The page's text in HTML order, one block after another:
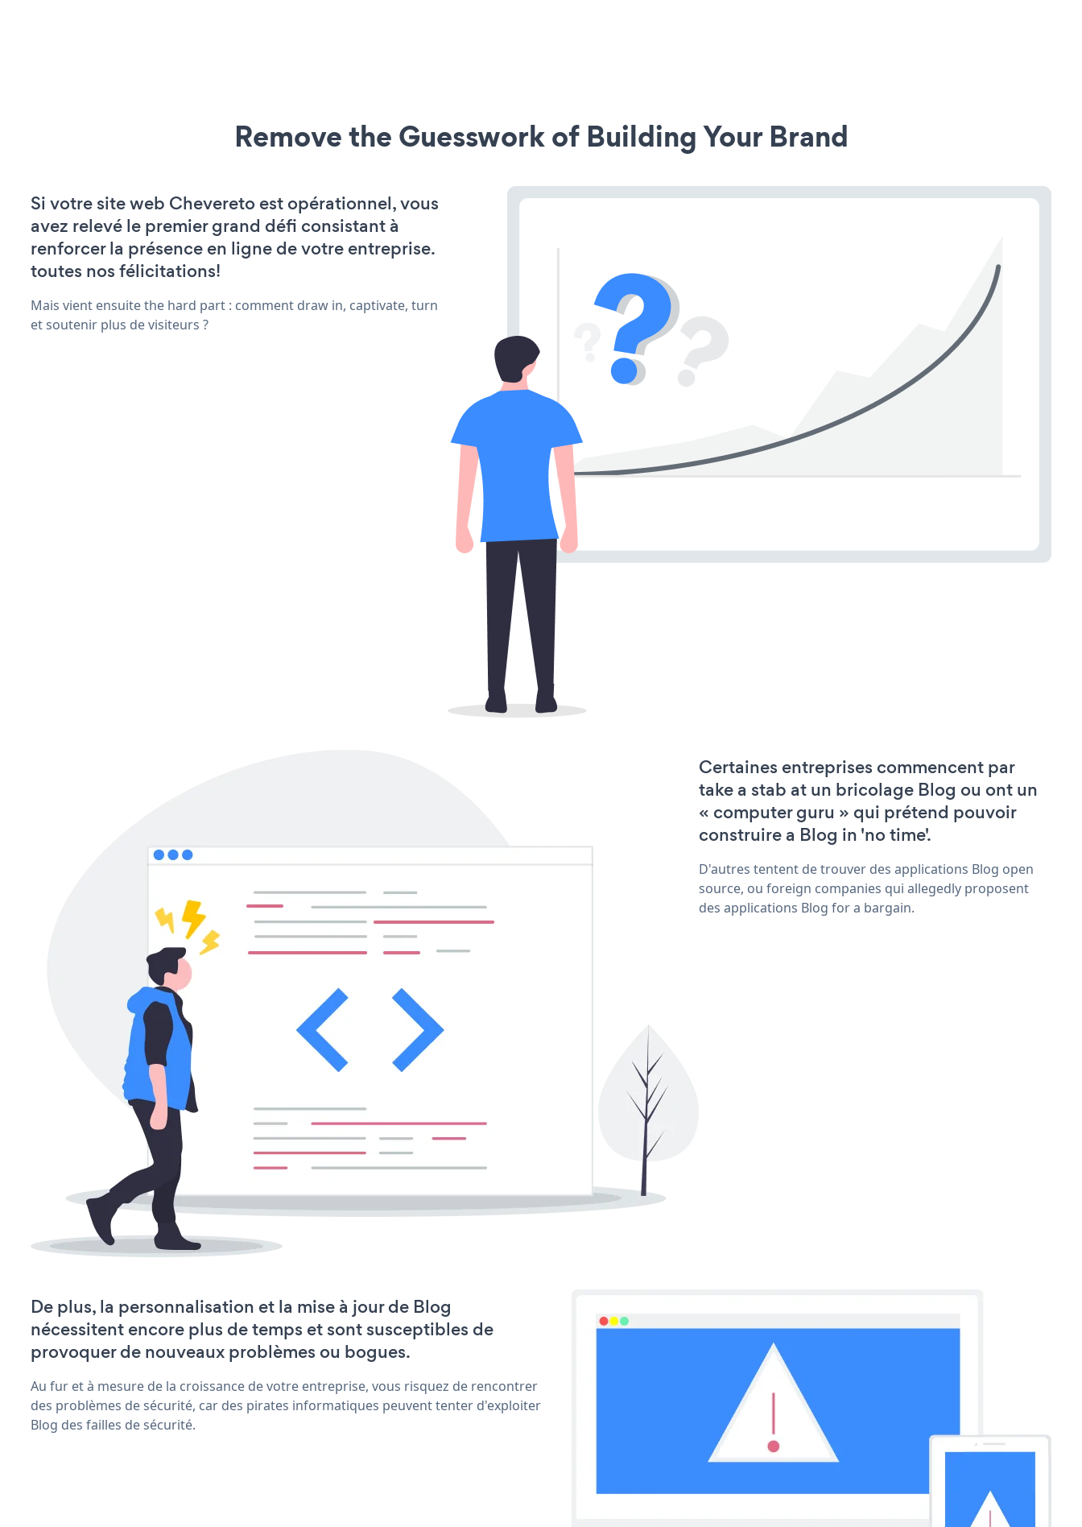
Remove the Guesswork of Building Your Brand
Si votre site web Chevereto est opérationnel, vous
avez relevé le premier grand défi consistant à
renforcer la présence en ligne de votre entreprise.
toutes nos félicitations!
Mais vient ensuite the hard part : comment draw in, captivate, turn
et soutenir plus de visiteurs ?
Certaines entreprises commencent par
take a stab at un bricolage Blog ou ont un
« computer guru » qui prétend pouvoir
construire a Blog in 'no time'.
D'autres tentent de trouver des applications Blog open
source, ou foreign companies qui allegedly proposent
des applications Blog for a bargain.
De plus, la personnalisation et la mise à jour de Blog
nécessitent encore plus de temps et sont susceptibles de
provoquer de nouveaux problèmes ou bogues.
Au fur et à mesure de la croissance de votre entreprise, vous risquez de rencontrer
des problèmes de sécurité, car des pirates informatiques peuvent tenter d'exploiter
Blog des failles de sécurité.